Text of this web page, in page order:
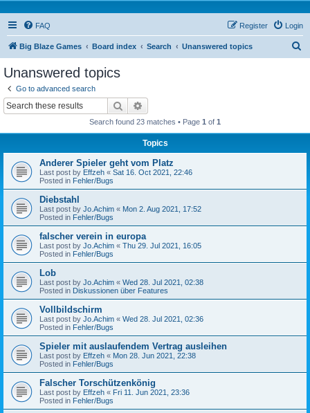
FAQ Login
Register
Big Blaze Games Board index Search Unanswered topics
Unanswered topics
Go to advanced search
Search
Search found 23 matches • Page 1 of 1
Topics
Anderer Spieler geht vom Platz
Last post by Effzeh « Sat 16. Oct 2021, 22:46
Posted in Fehler/Bugs
Diebstahl
Last post by Jo.Achim « Mon 2. Aug 2021, 17:52
Posted in Fehler/Bugs
falscher verein in europa
Last post by Jo.Achim « Thu 29. Jul 2021, 16:05
Posted in Fehler/Bugs
Lob
Last post by Jo.Achim « Wed 28. Jul 2021, 02:38
Posted in Diskussionen über Features
Vollbildschirm
Last post by Jo.Achim « Wed 28. Jul 2021, 02:36
Posted in Fehler/Bugs
Spieler mit auslaufendem Vertrag ausleihen
Last post by Effzeh « Mon 28. Jun 2021, 22:38
Posted in Fehler/Bugs
Falscher Torschützenkönig
Last post by Effzeh « Fri 11. Jun 2021, 23:36
Posted in Fehler/Bugs